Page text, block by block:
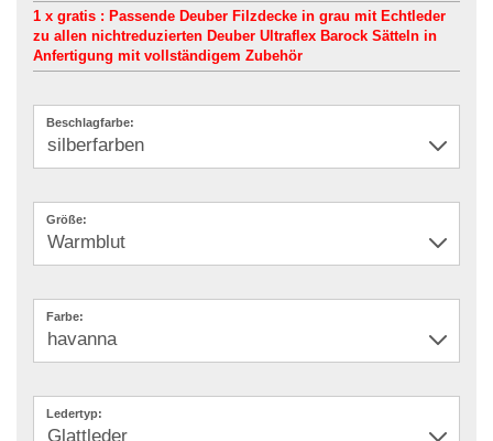
1 x gratis : Passende Deuber Filzdecke in grau mit Echtleder
zu allen nichtreduzierten Deuber Ultraflex Barock Sätteln in
Anfertigung mit vollständigem Zubehör
Beschlagfarbe:
Größe:
Farbe:
Ledertyp: